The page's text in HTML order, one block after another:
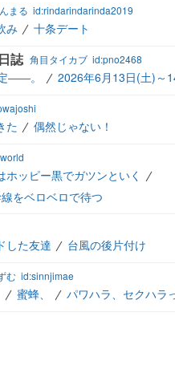
まる id:rindarindarinda2019
み 十条デート
誌 角目タイカブ id:pno2468
――。 2026年6月13日(土)～
た 偶然じゃない！
ッピー黒でガツンといく
をベロベロで待つ
した友達 台風の後片付け
む id:sinnjimae
蜜蜂、 パワハラ、セクハラ